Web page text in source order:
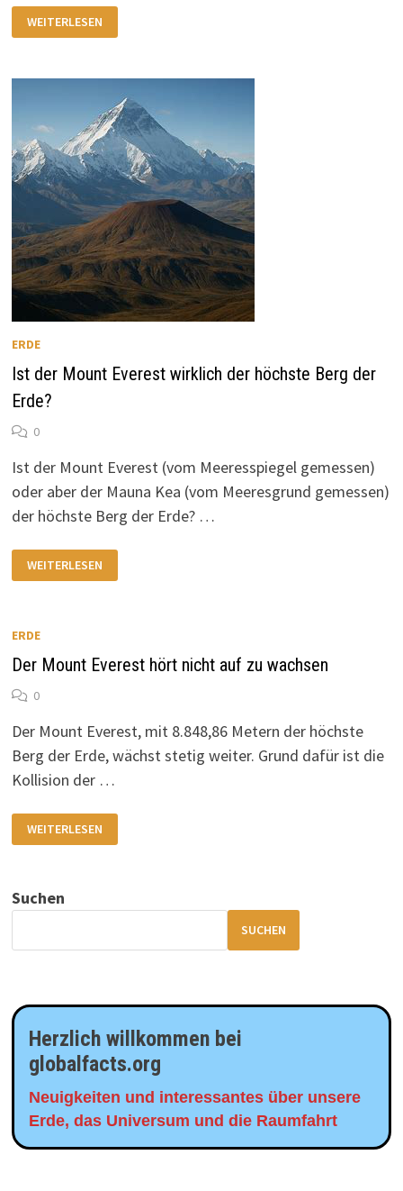
DIE
GRÖSSTEN G
EBIRGE –
ANDSCHAFTEN
WEITERLESEN
ERDE
Ist der Mount Everest wirklich der höchste Berg der
Erde?
0
Ist der Mount Everest (vom Meeresspiegel gemessen)
oder aber der Mauna Kea (vom Meeresgrund gemessen)
der höchste Berg der Erde? …
IST
DER
MOUNT
HÖCHSTE
DER
ERDE?
WEITERLESEN
ERDE
Der Mount Everest hört nicht auf zu wachsen
0
Der Mount Everest, mit 8.848,86 Metern der höchste
Berg der Erde, wächst stetig weiter. Grund dafür ist die
Kollision der …
DER
MOUNT
EVEREST
ZU
WACHSEN
WEITERLESEN
Suchen
SUCHEN
Herzlich willkommen bei
globalfacts.org
Neuigkeiten und interessantes über unsere
Erde, das Universum und die Raumfahrt